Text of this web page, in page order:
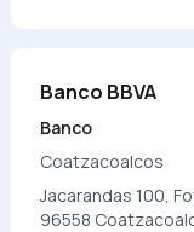
Banco BBVA
Banco
Coatzacoalcos
Jacarandas 100,
96558